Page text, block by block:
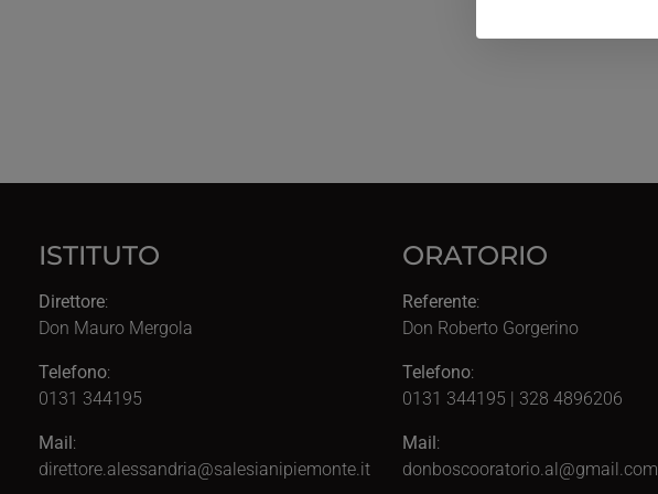
ISTITUTO
Direttore:
Don Mauro Mergola
Telefono:
0131 344195
Mail :
direttore.alessandria@salesianipiemonte.it
ORATORIO
Referente:
Don Roberto Gorgerino
Telefono:
0131 344195 | 328 4896206
Mail :
donboscooratorio.al@gmail.com